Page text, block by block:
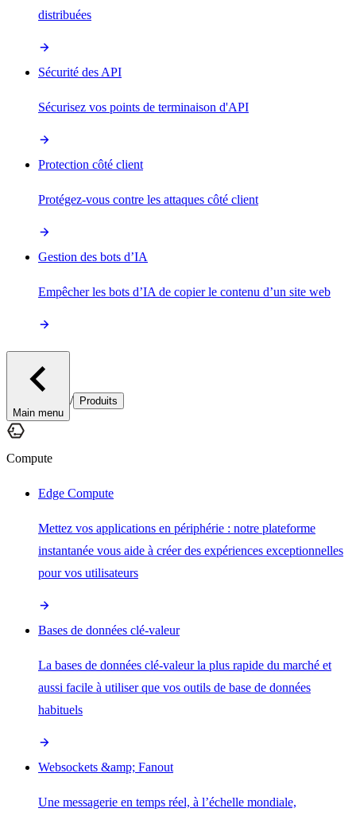
distribuées
Sécurité des API
Sécurisez vos points de terminaison d'API
Protection côté client
Protégez-vous contre les attaques côté client
Gestion des bots d’IA
Empêcher les bots d’IA de copier le contenu d’un site web
Main menu
/ Produits
Compute
Edge Compute
Mettez vos applications en périphérie : notre plateforme
instantanée vous aide à créer des expériences exceptionnelles
pour vos utilisateurs
Bases de données clé-valeur
La bases de données clé-valeur la plus rapide du marché et
aussi facile à utiliser que vos outils de base de données
habituels
Websockets &amp; Fanout
Une messagerie en temps réel, à l’échelle mondiale,